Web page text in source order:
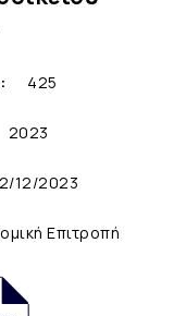
425
2023
12/2023
Επιτροπή